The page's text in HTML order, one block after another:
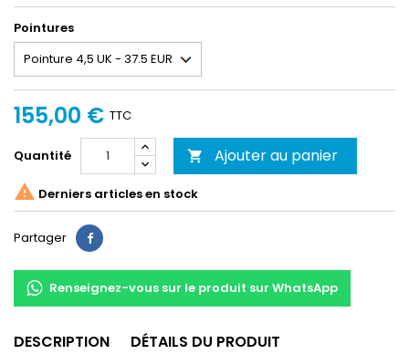
Pointures
155,00 € TTC
Quantité  Ajouter au panier
 Derniers articles en stock
Partager Partager
Renseignez-vous sur le produit sur WhatsApp
DESCRIPTION DÉTAILS DU PRODUIT